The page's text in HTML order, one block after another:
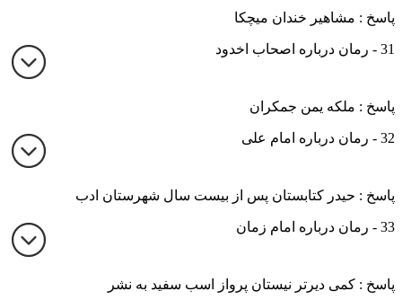
پاسخ : مشاهیر خندان میچکا
31 - رمان درباره اصحاب اخدود
پاسخ : ملکه یمن جمکران
32 - رمان درباره امام علی
پاسخ : حیدر کتابستان پس از بیست سال شهرستان ادب
33 - رمان درباره امام زمان
پاسخ : کمی دیرتر نیستان پرواز اسب سفید به نشر